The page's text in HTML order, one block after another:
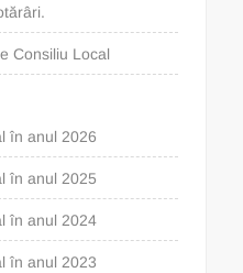
Consiliu Local
în anul 2026
în anul 2025
în anul 2024
în anul 2023